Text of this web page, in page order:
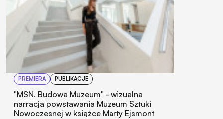
PREMIERA PUBLIKACJE
"MSN. Budowa Muzeum" - wizualna
narracja powstawania Muzeum Sztuki
Nowoczesnej w książce Marty Ejsmont